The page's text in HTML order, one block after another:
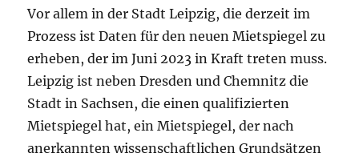
Vor allem in der Stadt Leipzig, die derzeit im
Prozess ist Daten für den neuen Mietspiegel zu
erheben, der im Juni 2023 in Kraft treten muss.
Leipzig ist neben Dresden und Chemnitz die
Stadt in Sachsen, die einen qualifizierten
Mietspiegel hat, einMietspiegel, der nach
anerkannten wissenschaftlichen Grundsätzen